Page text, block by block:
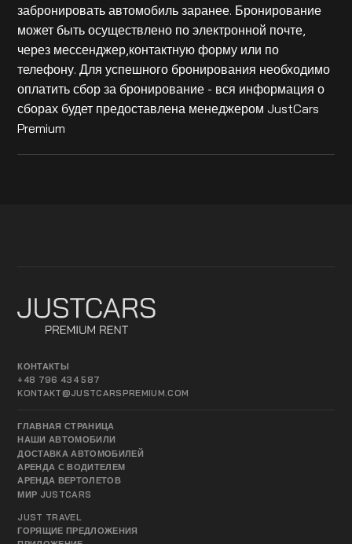
забронировать автомобиль заранее. Бронирование
может быть осуществлено по электронной почте,
через мессенджер,контактную форму или по
телефону. Для успешного бронирования необходимо
оплатить сбор за бронирование - вся информация о
сборах будет предоставлена менеджером JustCars
Premium
КОНТАКТЫ
+48 796 434 587
KONTAKT@JUSTCARSPREMIUM.COM
ГЛАВНАЯ СТРАНИЦА
НАШИ АВТОМОБИЛИ
ДОСТАВКА АВТОМОБИЛЕЙ
АРЕНДА С ВОДИТЕЛЕМ
АРЕНДА ВЕРТОЛЕТОВ
МИР JUSTCARS
JUST TRAVEL
ГОРЯЩИЕ ПРЕДЛОЖЕНИЯ